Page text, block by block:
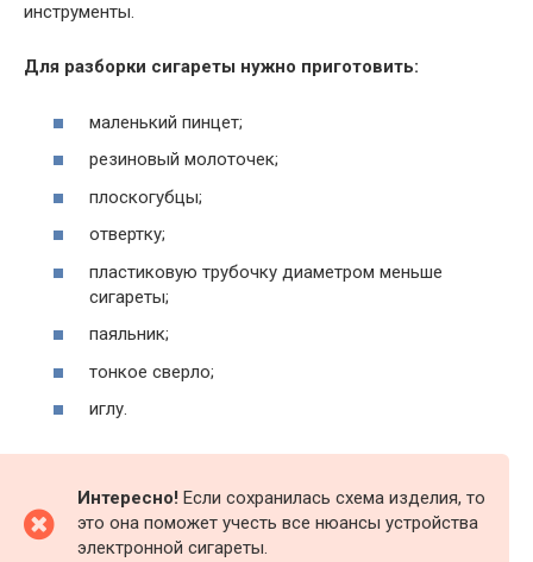
инструменты.
Для разборки сигареты нужно приготовить:
маленький пинцет;
резиновый молоточек;
плоскогубцы;
отвертку;
пластиковую трубочку диаметром меньше
сигареты;
паяльник;
тонкое сверло;
иглу.
Интересно! Если сохранилась схема изделия, то
это она поможет учесть все нюансы устройства
электронной сигареты.